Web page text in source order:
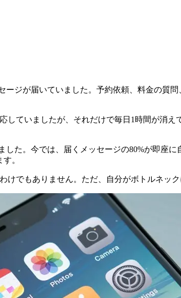
ージが届いていました。予約依頼、料金の
していましたが、それだけで毎日1時間が消
た。今では、届くメッセージの80%が即座
。
けでもありません。ただ、自分がボトルネック